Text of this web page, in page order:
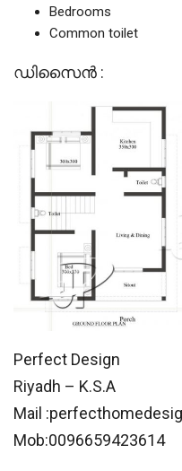
Bedrooms
Common toilet
ഡിസൈൻ :
Perfect Design
Riyadh – K.S.A
Mail :
Mob:0096659423614